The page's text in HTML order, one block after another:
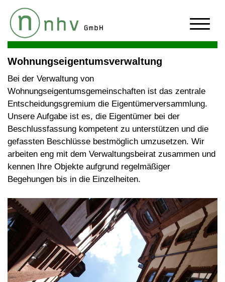
Wohnungseigentumsverwaltung
Bei der Verwaltung von
Wohnungseigentumsgemeinschaften ist das zentrale
Entscheidungsgremium die Eigentümerversammlung.
Unsere Aufgabe ist es, die Eigentümer bei der
Beschlussfassung kompetent zu unterstützen und die
gefassten Beschlüsse bestmöglich umzusetzen. Wir
arbeiten eng mit dem Verwaltungsbeirat zusammen und
kennen Ihre Objekte aufgrund regelmäßiger
Begehungen bis in die Einzelheiten.